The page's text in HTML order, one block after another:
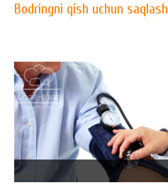
Bodringni qish uchun saqlash